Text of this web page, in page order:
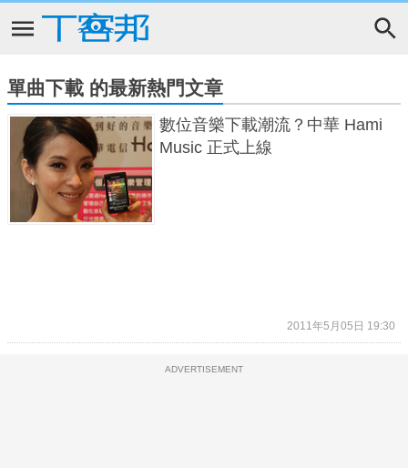
單曲下載 的最新熱門文章
數位音樂下載潮流？中華 Hami
Music 正式上線
2011年5月05日 19:30
ADVERTISEMENT